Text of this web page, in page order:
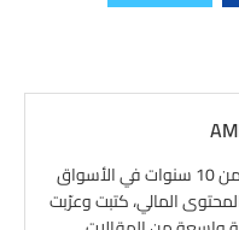
بخبرة تمتد لأكثر من 10 سنوات في الأسواق
المالي، كتبت وعرّبت